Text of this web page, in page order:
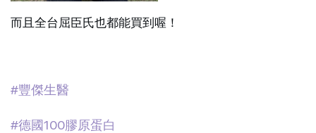
而且全台屈臣氏也都能買到喔！
#豐傑生醫
#德國100膠原蛋白